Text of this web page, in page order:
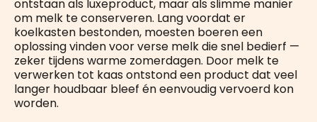
ontstaan als luxeproduct, maar als slimme manier
om melk te conserveren. Lang voordat er
koelkasten bestonden, moesten boeren een
oplossing vinden voor verse melk die snel bedierf —
zeker tijdens warme zomerdagen. Door melk te
verwerken tot kaas ontstond een product dat veel
langer houdbaar bleef én eenvoudig vervoerd kon
worden.